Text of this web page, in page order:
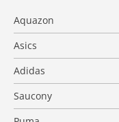
Aquazon
Asics
Adidas
Saucony